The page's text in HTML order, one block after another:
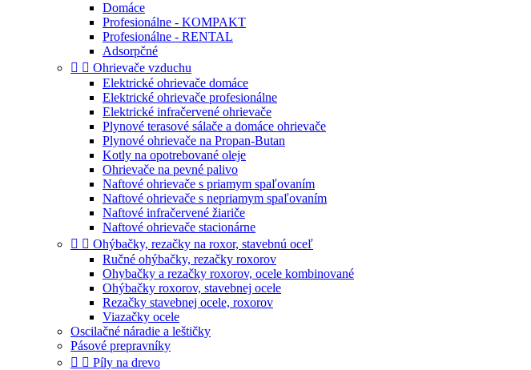
Domáce
Profesionálne - KOMPAKT
Profesionálne - RENTAL
Adsorpčné
  Ohrievače vzduchu
Elektrické ohrievače domáce
Elektrické ohrievače profesionálne
Elektrické infračervené ohrievače
Plynové terasové sálače a domáce ohrievače
Plynové ohrievače na Propan-Butan
Kotly na opotrebované oleje
Ohrievače na pevné palivo
Naftové ohrievače s priamym spaľovaním
Naftové ohrievače s nepriamym spaľovaním
Naftové infračervené žiariče
Naftové ohrievače stacionárne
  Ohýbačky, rezačky na roxor, stavebnú oceľ
Ručné ohýbačky, rezačky roxorov
Ohybačky a rezačky roxorov, ocele kombinované
Ohýbačky roxorov, stavebnej ocele
Rezačky stavebnej ocele, roxorov
Viazačky ocele
Oscilačné náradie a leštičky
Pásové prepravníky
  Píly na drevo